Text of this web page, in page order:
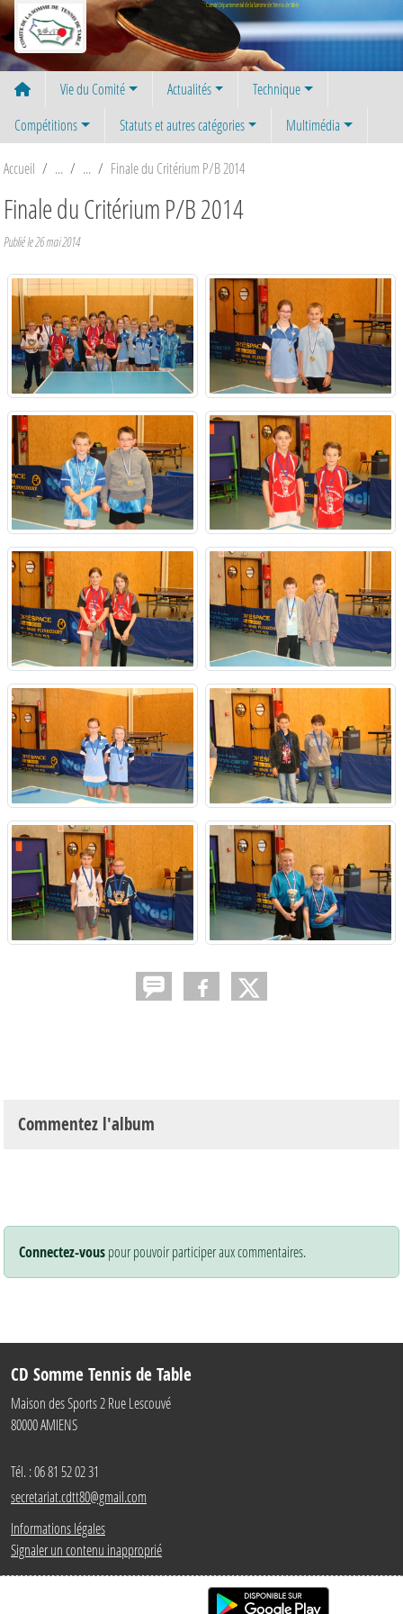
Comité Départemental de la Somme de Tennis de Table
Vie du Comité Actualités
Technique
Compétitions
Statuts et autres catégories Multimédia
Accueil Finale du Critérium P/B 2014
Finale du Critérium P/B 2014
Publié le26 mai 2014
Commentez l'album
Connectez-vouspour pouvoir participer aux commentaires.
CD Somme Tennis de Table
Maison des Sports 2 Rue Lescouvé
80000AMIENS
Tél. :06 81 52 02 31
secretariat.cdtt80@gmail.com
Informations légales
Signaler un contenu inapproprié
Panneau de gestion des cookies